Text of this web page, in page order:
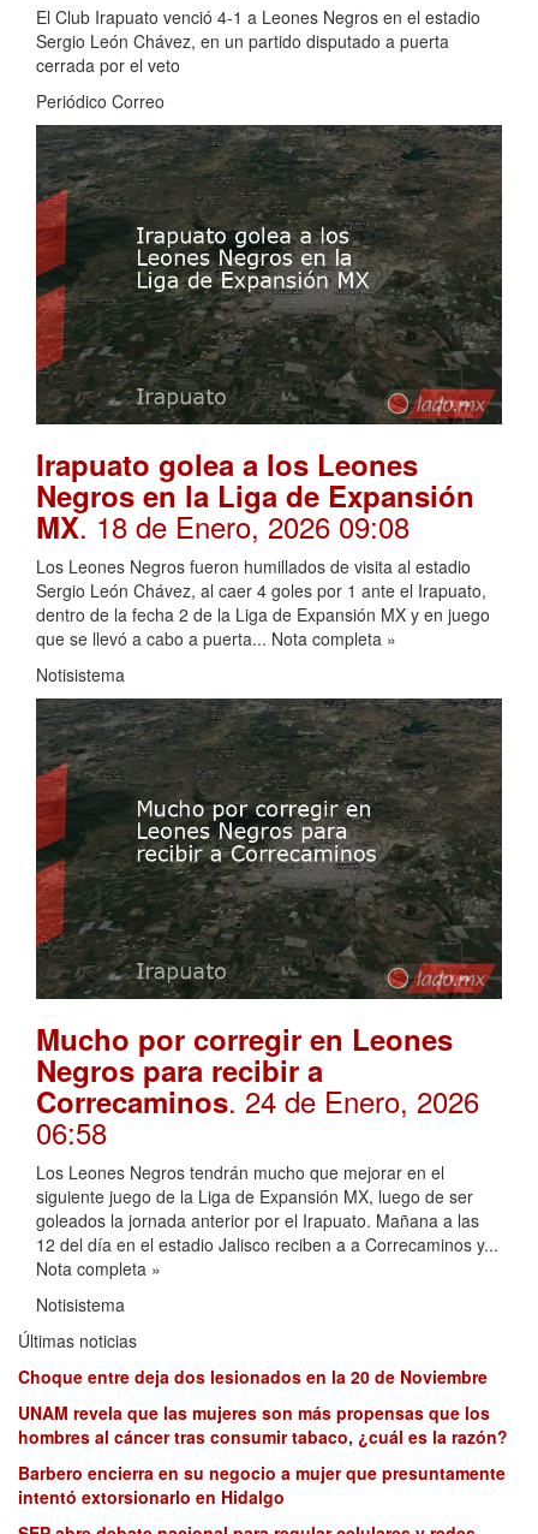
El Club Irapuato venció 4-1 a Leones Negros en el estadio
Sergio León Chávez, en un partido disputado a puerta
cerrada por el veto
Periódico Correo
Irapuato golea a los Leones
Negros en la Liga de Expansión
MX. 18 de Enero, 2026 09:08
Los Leones Negros fueron humillados de visita al estadio
Sergio León Chávez, al caer 4 goles por 1 ante el Irapuato,
dentro de la fecha 2 de la Liga de Expansión MX y en juego
que se llevó a cabo a puerta... Nota completa »
Notisistema
Mucho por corregir en Leones
Negros para recibir a
Correcaminos. 24 de Enero, 2026
06:58
Los Leones Negros tendrán mucho que mejorar en el
siguiente juego de la Liga de Expansión MX, luego de ser
goleados la jornada anterior por el Irapuato. Mañana a las
12 del día en el estadio Jalisco reciben a a Correcaminos y...
Nota completa »
Notisistema
Últimas noticias
Choque entre deja dos lesionados en la 20 de Noviembre
UNAM revela que las mujeres son más propensas que los
hombres al cáncer tras consumir tabaco, ¿cuál es la razón?
Barbero encierra en su negocio a mujer que presuntamente
intentó extorsionarlo en Hidalgo